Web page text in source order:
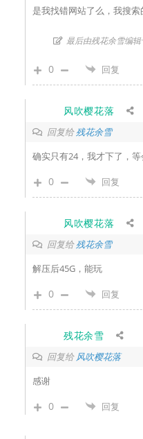
是我找错网站了么，我搜
最后由残花余雪编
0 回复
风吹樱花落
回复给残花余雪
确实只有24，我才下了，
0 回复
风吹樱花落
回复给残花余雪
解压后45G，能玩
0 回复
残花余雪
回复给风吹樱花落
感谢
0 回复